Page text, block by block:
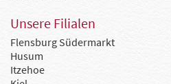
Unsere Filialen
Flensburg Südermarkt
Husum
Itzehoe